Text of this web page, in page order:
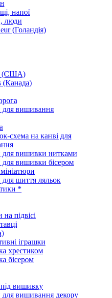
напої
люди
(Голандія)
(США)
(Канада)
для вишивання
схема на канві для
для вишивки нитками
вишивки бісером
мініатюри
шиття ляльок
*
підвісі
іграшки
хрестиком
бісером
вишивку
вишивання декору